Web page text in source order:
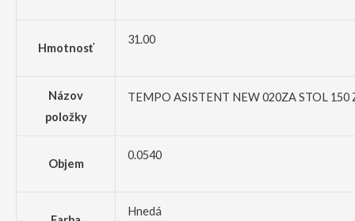
Hmotnosť
31.00
Názov
položky
TEMPO ASISTENT NEW 020ZA STOL 150
Objem
0.0540
Hnedá